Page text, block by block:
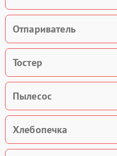
Отпариватель
Тостер
Пылесос
Хлебопечка